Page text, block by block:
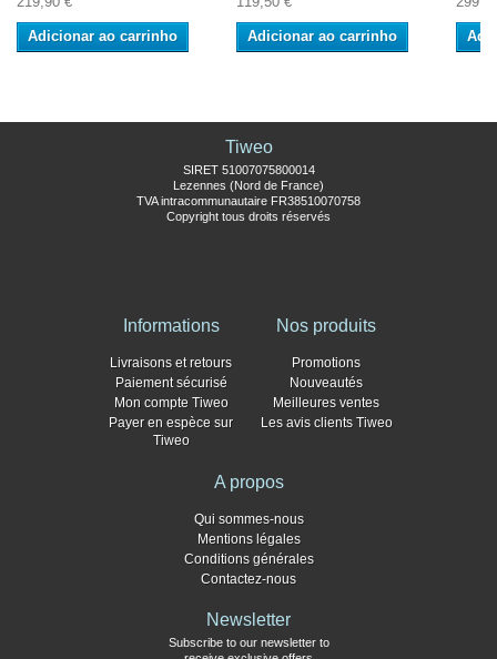
Adicionar ao carrinho Adicionar ao carrinho
Tiweo
SIRET 51007075800014
Lezennes (Nord de France)
TVA intracommunautaire FR38510070758
Copyright tous droits réservés
Informations
Livraisons et retours
Paiement sécurisé
Mon compte Tiweo
Payer en espèce sur
Tiweo
Nos produits
Promotions
Nouveautés
Meilleures ventes
Les avis clients Tiweo
A propos
Qui sommes-nous
Mentions légales
Conditions générales
Contactez-nous
Newsletter
Subscribe to our newsletter to